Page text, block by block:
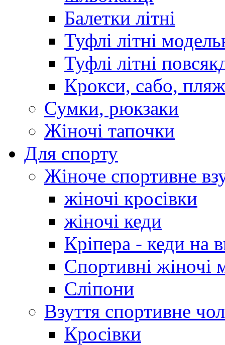
Балетки літні
Туфлі літні
Туфлі літні
Крокси, сабо,
Сумки, рюкзаки
Жіночі тапочки
Для спорту
Жіноче спортивне
жіночі кросівки
жіночі кеди
Кріпера - кеди на
Спортивні жіночі
Сліпони
Взуття спортивне
Кросівки